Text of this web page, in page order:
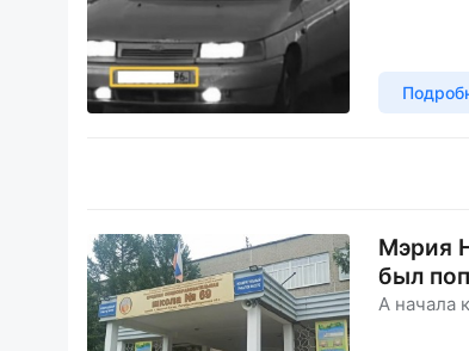
Мэрия
был
А начала